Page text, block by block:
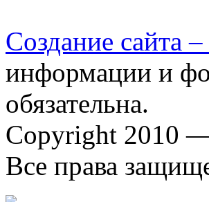
Создание сайта –
информации и
обязательна.
Copyright 2010
Все права